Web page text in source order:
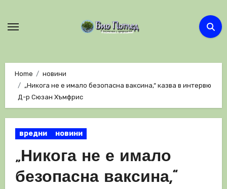
Home
новини
„Никога не е имало безопасна ваксина,“ казва в интервю
Д-р Сюзан Хъмфрис
вредни новини
„Никога не е имало
безопасна ваксина,“